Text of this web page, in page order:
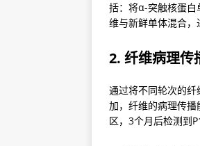
括：将α-突触核蛋白
维与新鲜单体混合，
2. 纤维病理传
通过将不同轮次的
加，纤维的病理传
区，3个月后检测到